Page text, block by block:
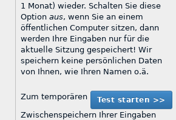
1 Monat) wieder. Schalten Sie diese
Option aus, wenn Sie an einem
öffentlichen Computer sitzen, dann
werden Ihre Eingaben nur für die
aktuelle Sitzung gespeichert! Wir
speichern keine persönlichen Daten
von Ihnen, wie Ihren Namen o.ä.
Zum temporären
Zwischenspeichern Ihrer Eingaben